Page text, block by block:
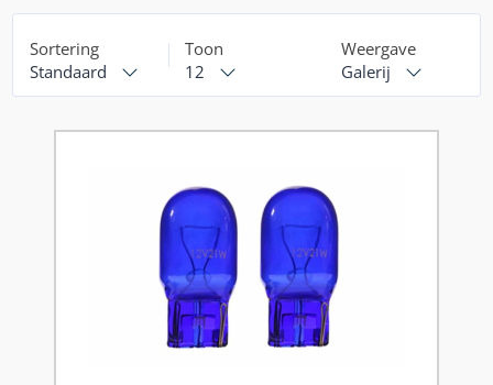
Sortering
Standaard
Toon
12
Weergave
Galerij